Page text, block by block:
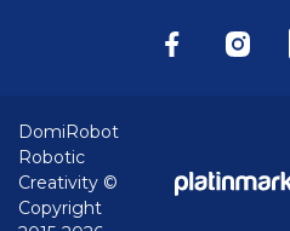
DomiRobot
Robotic
Creativity ©
Copyright